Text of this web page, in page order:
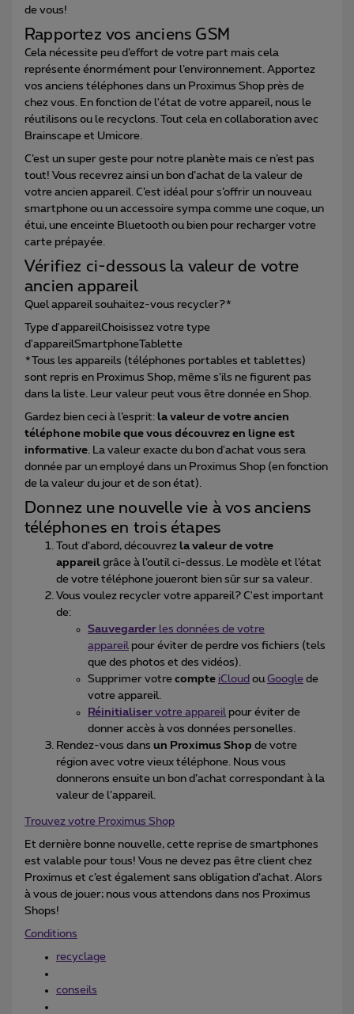
de vous!
Rapportez vos anciens GSM
Cela nécessite peu d’effort de votre part mais cela
représente énormément pour l’environnement. Apportez
vos anciens téléphones dans un Proximus Shop près de
chez vous. En fonction de l'état de votre appareil, nous le
réutilisons ou le recyclons. Tout cela en collaboration avec
Brainscape et Umicore.
C’est un super geste pour notre planète mais ce n’est pas
tout! Vous recevrez ainsi un bon d’achat de la valeur de
votre ancien appareil. C’est idéal pour s’offrir un nouveau
smartphone ou un accessoire sympa comme une coque, un
étui, une enceinte Bluetooth ou bien pour recharger votre
carte prépayée.
Vérifiez ci-dessous la valeur de votre
ancien appareil
Quel appareil souhaitez-vous recycler?*
Type d'appareilChoisissez votre type
d'appareilSmartphoneTablette
*Tous les appareils (téléphones portables et tablettes)
sont repris en Proximus Shop, même s’ils ne figurent pas
dans la liste. Leur valeur peut vous être donnée en Shop.
Gardez bien ceci à l’esprit: la valeur de votre ancien
téléphone mobile que vous découvrez en ligne est
informative. La valeur exacte du bon d'achat vous sera
donnée par un employé dans un Proximus Shop (en fonction
de la valeur du jour et de son état).
Donnez une nouvelle vie à vos anciens
téléphones en trois étapes
Tout d’abord, découvrez la valeur de votre
appareil grâce à l’outil ci-dessus. Le modèle et l’état
de votre téléphone joueront bien sûr sur sa valeur.
Vous voulez recycler votre appareil? C'est important
de:
Sauvegarder les données de votre
appareil pour éviter de perdre vos fichiers (tels
que des photos et des vidéos).
Supprimer votre compte iCloud ouGoogle de
votre appareil.
Réinitialiser votre appareil pour éviter de
donner accès à vos données personelles.
Rendez-vous dans un Proximus Shop de votre
région avec votre vieux téléphone. Nous vous
donnerons ensuite un bon d’achat correspondant à la
valeur de l’appareil.
Trouvez votre Proximus Shop
Et dernière bonne nouvelle, cette reprise de smartphones
est valable pour tous! Vous ne devez pas être client chez
Proximus et c’est également sans obligation d’achat. Alors
à vous de jouer; nous vous attendons dans nos Proximus
Shops!
Conditions
recyclage
conseils